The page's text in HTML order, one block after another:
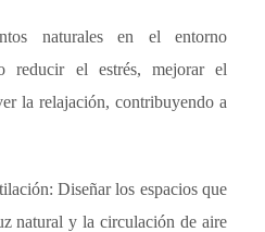
naturales en el entorno
reducir el estrés, mejorar el
la relajación, contribuyendo a
Diseñar los espacios que
natural y la circulación de aire